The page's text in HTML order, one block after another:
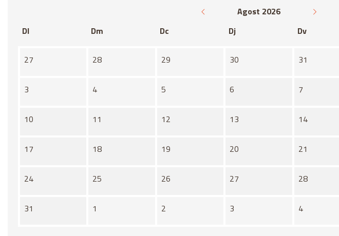
Agost 2026
Dl
Dm Dc Dj Dv
No hi ha cap activitat aquest mes
27 28 29 30 31
3 4 5 6 7
10 11 12 13 14
17 18 19 20 21
24 25 26 27 28
31 1 2 3 4